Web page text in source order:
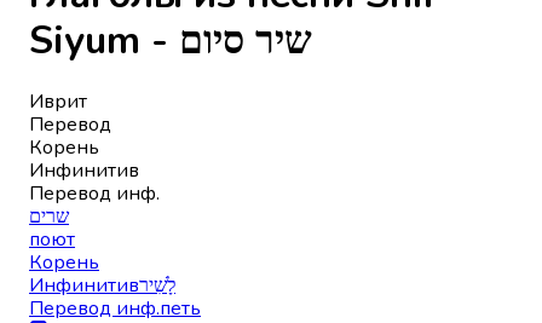
Siyum - שיר סיום
Иврит
Перевод
Корень
Инфинитив
Перевод инф.
שרים
поют
Корень
Инфинитивלָשִׁיר
Перевод инф.петь